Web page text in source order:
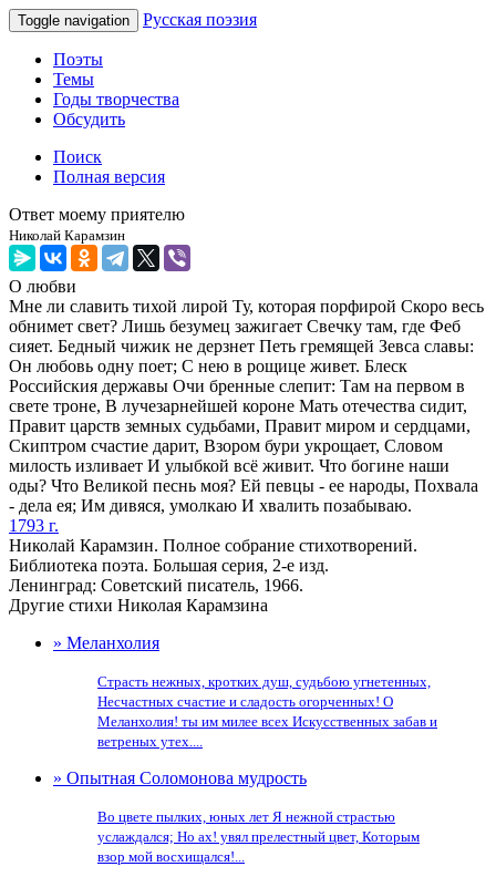
Toggle navigation Русская поэзия
Поэты
Темы
Годы творчества
Обсудить
Поиск
Полная версия
Ответ моему приятелю
Николай Карамзин
О любви
Мне ли славить тихой лирой Ту, которая порфирой Скоро весь
обнимет свет? Лишь безумец зажигает Свечку там, где Феб
сияет. Бедный чижик не дерзнет Петь гремящей Зевса славы:
Он любовь одну поет; С нею в рощице живет. Блеск
Российския державы Очи бренные слепит: Там на первом в
свете троне, В лучезарнейшей короне Мать отечества сидит,
Правит царств земных судьбами, Правит миром и сердцами,
Скиптром счастие дарит, Взором бури укрощает, Словом
милость изливает И улыбкой всё живит. Что богине наши
оды? Что Великой песнь моя? Ей певцы - ее народы, Похвала
- дела ея; Им дивяся, умолкаю И хвалить позабываю.
1793 г.
Николай Карамзин. Полное собрание стихотворений.
Библиотека поэта. Большая серия, 2-е изд.
Ленинград: Советский писатель, 1966.
Другие стихи Николая Карамзина
» Меланхолия
Страсть нежных, кротких душ, судьбою угнетенных,
Несчастных счастие и сладость огорченных! О
Меланхолия! ты им милее всех Искусственных забав и
ветреных утех....
» Опытная Соломонова мудрость
Во цвете пылких, юных лет Я нежной страстью
услаждался; Но ах! увял прелестный цвет, Которым
взор мой восхищался!...